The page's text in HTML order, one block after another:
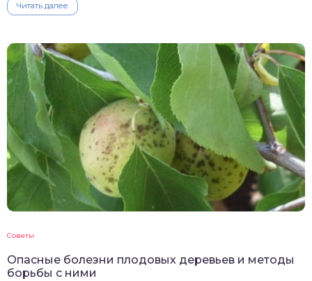
Читать далее
Советы
Опасные болезни плодовых деревьев и методы
борьбы с ними